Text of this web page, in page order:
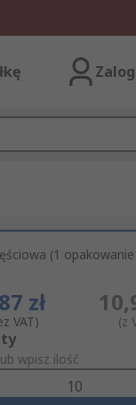
(1
zł
VAT) (z
wpisz ilość